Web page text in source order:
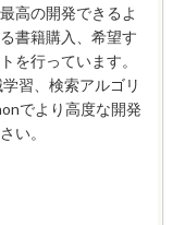
高の開発できるよ
書籍購入、希望す
を行っています。
習、検索アルゴリ
でより高度な開発
い。